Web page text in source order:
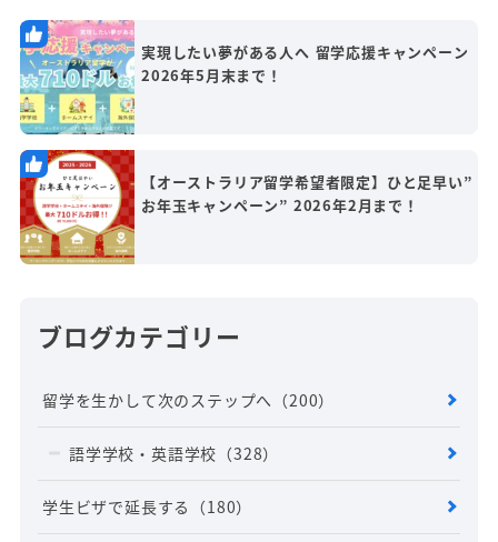
実現したい夢がある人へ 留学応援キャンペーン
2026年5月末まで！
【オーストラリア留学希望者限定】ひと足早い”
お年玉キャンペーン” 2026年2月まで！
ブログカテゴリー
留学を生かして次のステップへ （200）
語学学校・英語学校 （328）
学生ビザで延長する （180）